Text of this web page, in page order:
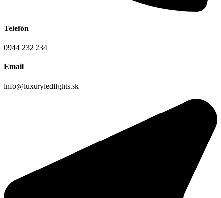
Telefón
0944 232 234
Email
info@luxuryledlights.sk